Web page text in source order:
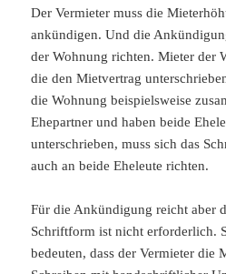
Der Vermieter muss die
ankündigen. Und die
der Wohnung richten. Mieter der
die den Mietvertrag
die Wohnung beispielsweise
Ehepartner und haben beide
unterschrieben, muss sich das
auch an beide Eheleute richten.
Für die Ankündigung reicht aber
Schriftform ist nicht erforderlich.
bedeuten, dass der Vermieter die